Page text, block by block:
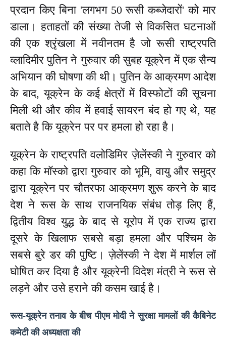
प्रदान किए बिना 'लगभग 50 रूसी कब्जेदारों' को मार
डाला। हताहतों की संख्या तेजी से विकसित घटनाओं
की एक श्रृंखला में नवीनतम है जो रूसी राष्ट्रपति
व्लादिमीर पुतिन ने गुरुवार की सुबह यूक्रेन में एक सैन्य
अभियान की घोषणा की थी। पुतिन के आक्रमण आदेश
के बाद, यूक्रेन के कई क्षेत्रों में विस्फोटों की सूचना
मिली थी और कीव में हवाई सायरन बंद हो गए थे, यह
बताते है कि यूक्रेन पर पर हमला हो रहा है।
यूक्रेन के राष्ट्रपति वलोडिमिर ज़ेलेंस्की ने गुरुवार को
कहा कि मॉस्को द्वारा गुरुवार को भूमि, वायु और समुद्र
द्वारा यूक्रेन पर चौतरफा आक्रमण शुरू करने के बाद
देश ने रूस के साथ राजनयिक संबंध तोड़ लिए हैं,
द्वितीय विश्व युद्ध के बाद से यूरोप में एक राज्य द्वारा
दूसरे के खिलाफ सबसे बड़ा हमला और पश्चिम के
सबसे बुरे डर की पुष्टि। ज़ेलेंस्की ने देश में मार्शल लॉ
घोषित कर दिया है और यूक्रेनी विदेश मंत्री ने रूस से
लड़ने और उसे हराने की कसम खाई है।
रूस-यूक्रेन तनाव के बीच पीएम मोदी ने सुरक्षा मामलों की कैबिनेट
कमेटी की अध्यक्षता की